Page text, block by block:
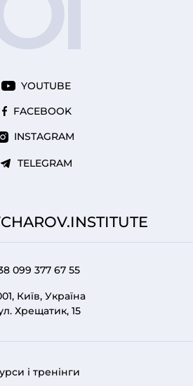
YOUTUBE
FACEBOOK
INSTAGRAM
TELEGRAM
099 377 67 55
Київ, Україна
Хрещатик, 15
і тренінги